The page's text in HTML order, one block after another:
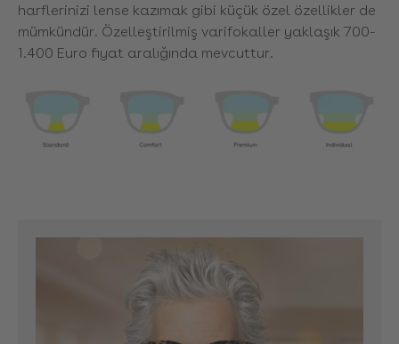
harflerinizi lense kazımak gibi küçük özel özellikler de
mümkündür. Özelleştirilmiş varifokaller yaklaşık 700-
1.400 Euro fiyat aralığında mevcuttur.